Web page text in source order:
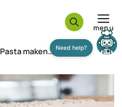
menu
Pasta maken… de basis